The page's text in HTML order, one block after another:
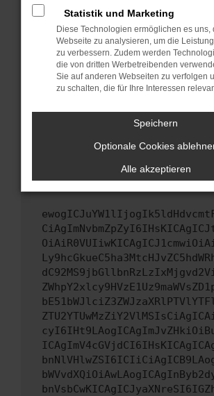
Betriebssystem auf dem
sind.
Veraltete Software birgt nicht nur
Sicherheitsrisiko, sondern kann
führen, dass bestimmte
unterstützt werden.
Wenn du alle oben genannten
versuchen, das Problem zu
uns diesen Text schicken, um uns
Fehlersuche zu unterstützen:
Statistik und Marketing
Diese Technologien ermöglichen es uns,
Webseite zu analysieren, um die
zu verbessern. Zudem werden
die von dritten Werbetreibenden
Sie auf anderen Webseiten zu verfolgen
zu schalten, die für Ihre Interessen
Speichern
Optionale Cookies
Alle akzeptieren